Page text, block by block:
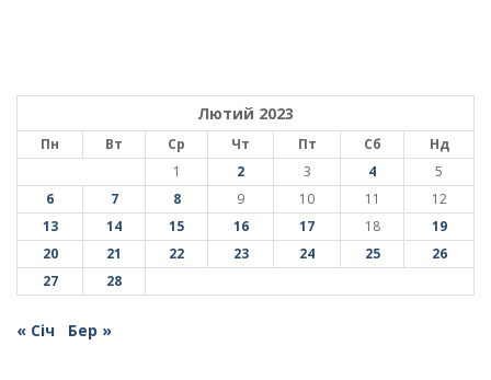
Лютий 2023
Пн Вт Ср Чт Пт Сб
Нд
1
2 3 4
5
6
7 8 9 10 11
12
13
14 15 16 17 18
19
20
21 22 23 24 25
26
27
28
« Січ Бер »